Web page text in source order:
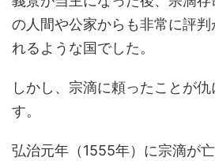
の人間や公家からも非常に評
れるような国でした。
しかし、宗滴に頼ったことが
す。
弘治元年（1555年）に宗滴が亡